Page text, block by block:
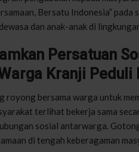
Bersatu Indonesia”
dan anak-anak di
Persatuan
Kranji Peduli
bersama warga untuk
terlihat bekerja sama
sosial antarwarga.
di tengah keberagaman